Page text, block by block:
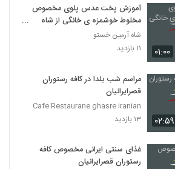
۰۱:۰۰
آموزش پخت عدس پلوی مخصوص
مخلوط خوشمزه ی خانگی از شاه
آرمین خستو
شاه آرمین خستو
۱۱ بازدید
۰۲:۵۹
مراسم شب یلدا در کافه رستوران
قصرایرانیان
Cafe Restaurane ghasre iranian
۱۳ بازدید
غذای سنتی ایرانی مخصوص کافه
رستوران قصرایرانیان